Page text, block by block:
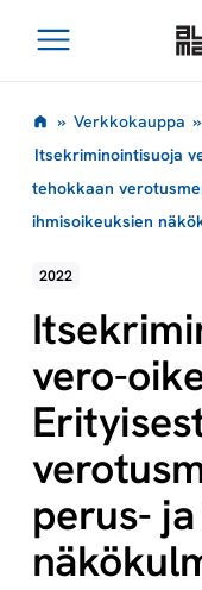
sisältöön
Avaa
» Verkkokauppa »
Itsekriminointisuoja
tehokkaan
ihmisoikeuksien
2022
vero-
perus-